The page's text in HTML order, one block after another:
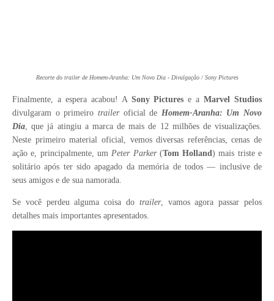
Recorte do trailer de Homem-Aranha: Um Novo Dia - Divulgação / Sony Pictures
Finalmente, a espera acabou! A Sony Pictures e aMarvel Studios
divulgaram o primeiro traileroficial de Homem-Aranha: Um Novo
Dia, que já atingiu a marca de mais de 12 milhões de visualizações.
Neste primeiro material oficial, vemos diversas referências, cenas de
ação e, principalmente, umPeter Parker(Tom Holland) mais triste e
solitário após ter sido apagado da memória de todos — inclusive de
seus amigos e de sua namorada.
Se você perdeu alguma coisa do trailer, vamos agora passar pelos
detalhes mais importantes apresentados.